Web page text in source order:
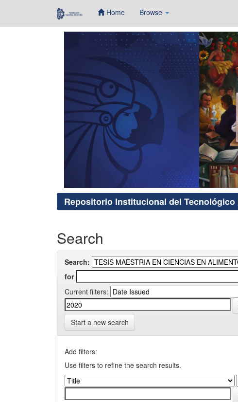
Home Browse
Repositorio Institucional del Tecnológico
Search
Search:
for
Current filters:
Start a new search
Add filters:
Use filters to refine the search results.